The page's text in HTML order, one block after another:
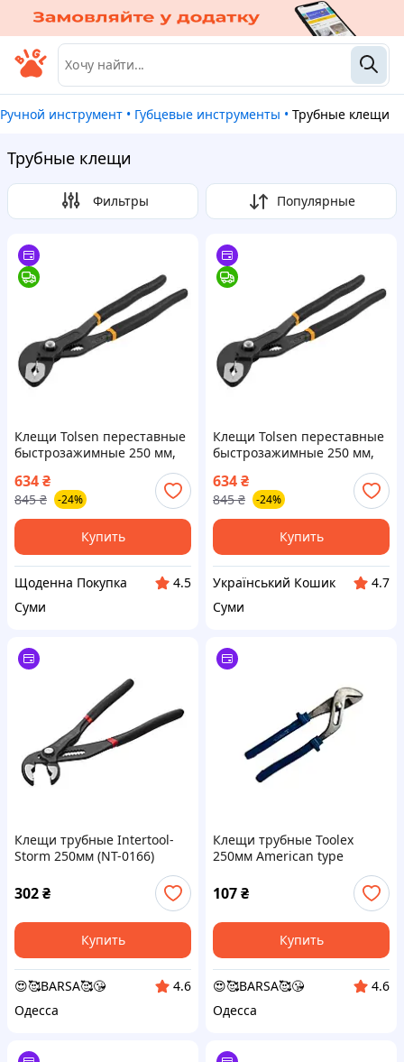
Ручной инструмент • Губцевые инструменты • Трубные клещи
Трубные клещи
Фильтры Популярные
Клещи Tolsen переставные
быстрозажимные 250 мм,
634₴
845 ₴ -24%
Купить
Щоденна Покупка
4.5
Суми
Клещи Tolsen переставные
быстрозажимные 250 мм,
634₴
845 ₴ -24%
Купить
Український Кошик
4.7
Суми
Клещи трубные Intertool-
Storm 250мм (NT-0166)
302₴
Купить
😍🥰BARSA🥰😘
4.6
Одесса
Клещи трубные Toolex
250мм American type
107₴
Купить
😍🥰BARSA🥰😘
4.6
Одесса